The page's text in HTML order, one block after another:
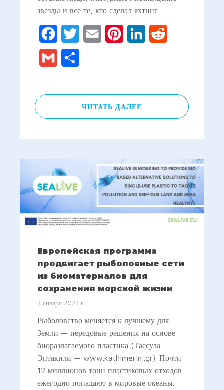
звезды и все те, кто сделал яхтинг…
FacebookTwitter Email PinterestLinkedIn
Gmail
ЧИТАТЬ ДАЛЕЕ
Европейская программа
продвигает рыболовные сети
из биоматериалов для
сохранения морской жизни
3 января 2023 г.
Рыболовство меняется к лучшему для
Земли — передовые решения на основе
биоразлагаемого пластика (Тассула
Эптакили — www.kathimerini.gr). Почти
12 миллионов тонн пластиковых отходов
ежегодно попадают в мировые океаны.